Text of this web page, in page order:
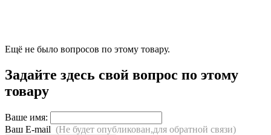
Ещё не было вопросов по этому товару.
Задайте здесь свой вопрос по этому
товару
Ваше имя:
Ваш E-mail (Не будет опубликован,для обратной связи)